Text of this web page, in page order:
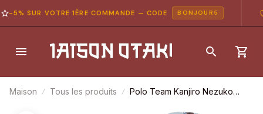
SUR VOTRE 1ÈRE COMMANDE — CODE BONJOUR5
Maison Tous les produits
Polo Team Kanjiro Nezuko